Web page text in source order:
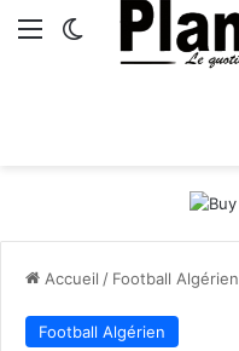
Menu Switch skin
Accueil / Football Algérien
Football Algérien